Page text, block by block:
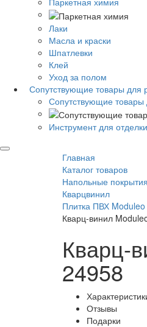
Лаки
Масла и краски
Шпатлевки
Клей
Уход за полом
Сопутствующие товары для
Сопутствующие товары
Инструмент для отделки
Главная
Каталог товаров
Напольные покрытия
Кварцвинил
Плитка ПВХ Moduleo
Кварц-винил
Кварц-
24958
Отзывы
Подарки